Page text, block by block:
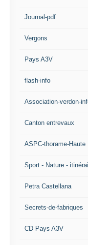
Journal-pdf
Vergons
Pays A3V
flash-info
Association-verdon-
Canton entrevaux
ASPC-thorame-Haute
Sport - Nature -
Petra Castellana
Secrets-de-fabriques
CD Pays A3V